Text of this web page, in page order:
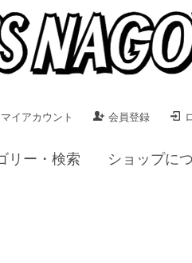
マイアカウント 会員登録
リー・検索 ショップに